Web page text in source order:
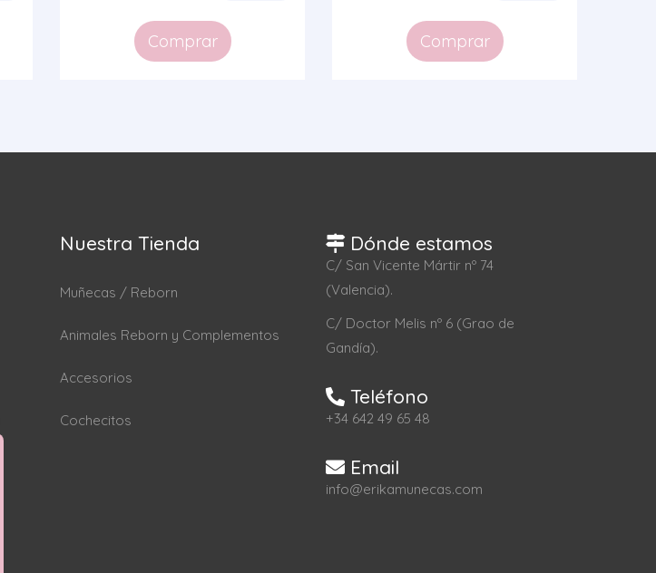
Comprar Comprar
Nuestra Tienda
Muñecas / Reborn
Animales Reborn y Complementos
Accesorios
Cochecitos
Dónde estamos
C/ San Vicente Mártir nº 74
(Valencia).
C/ Doctor Melis nº 6 (Grao de
Gandía).
Teléfono
+34 642 49 65 48
Email
info@erikamunecas.com